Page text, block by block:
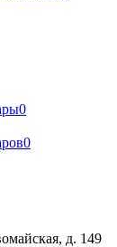
0
0
д. 149